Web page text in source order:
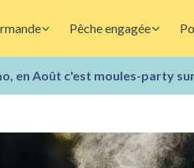
Pêche engagée
en Août c'est moules-party